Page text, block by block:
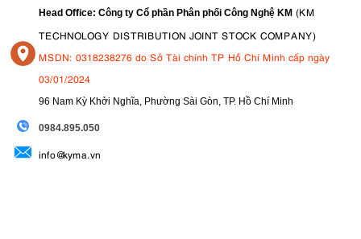
Head Office: Công ty Cổ phần Phân phối Công Nghệ KM (KM
TECHNOLOGY DISTRIBUTION JOINT STOCK COMPANY)
MSDN: 0318238276 do Sở Tài chính TP Hồ Chí Minh cấp ngày
03/01/2024
96 Nam Kỳ Khởi Nghĩa, Phường Sài Gòn, TP. Hồ Chí Minh
0984.895.050
info@kyma.vn